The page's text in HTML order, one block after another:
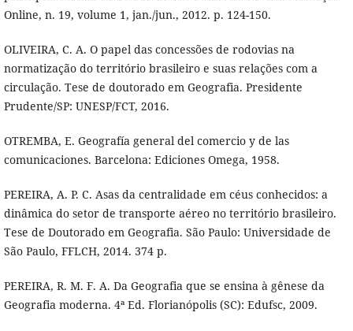
Online, n. 19, volume 1, jan./jun., 2012. p. 124-150.
OLIVEIRA, C. A. O papel das concessões de rodovias na
normatização do território brasileiro e suas relações com a
circulação. Tese de doutorado em Geografia. Presidente
Prudente/SP: UNESP/FCT, 2016.
OTREMBA, E. Geografía general del comercio y de las
comunicaciones. Barcelona: Ediciones Omega, 1958.
PEREIRA, A. P. C. Asas da centralidade em céus conhecidos: a
dinâmica do setor de transporte aéreo no território brasileiro.
Tese de Doutorado em Geografia. São Paulo: Universidade de
São Paulo, FFLCH, 2014. 374 p.
PEREIRA, R. M. F. A. Da Geografia que se ensina à gênese da
Geografia moderna. 4ª Ed. Florianópolis (SC): Edufsc, 2009.